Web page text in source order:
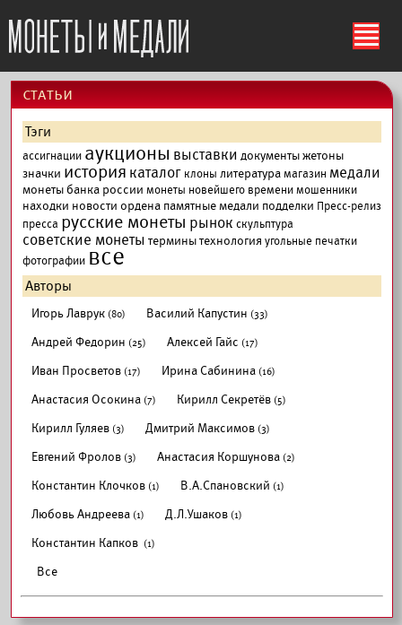
ś
cтатьи
Тэги
ассигнации аукционы выставки документыжетоны
значки история каталог клоны литературамагазин медали
монеты банка россии монеты новейшего временимошенники
находки новости ордена памятные медали подделки Пресс-релиз
пресса русские монеты рынок скульптура
советские монеты терминытехнология угольные печатки
фотографии все
Авторы
Игорь Лаврук (80) Василий Капустин (33)
Андрей Федорин (25) Алексей Гайс (17)
Иван Просветов (17) Ирина Сабинина (16)
Анастасия Осокина (7) Кирилл Секретёв (5)
Кирилл Гуляев (3) Дмитрий Максимов (3)
Евгений Фролов (3) Анастасия Коршунова (2)
Константин Клочков (1) В.А.Спановский (1)
Любовь Андреева (1) Д.Л.Ушаков (1)
Константин Капков (1)
Все